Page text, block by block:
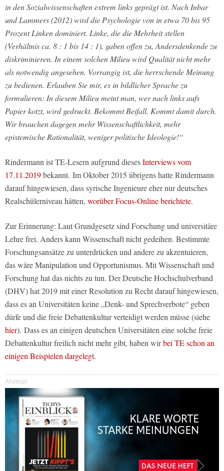
in den Sozialwissenschaften extrem links geprägt ist. Nach Inbar
und Lammers (2012) wird die Psychologie von in etwa 70 bis 95
Prozent Linken dominiert. Linke, die die Mehrheit stellen
(Verhältnis ca. 8 : 1 bis 14 : 1), gaben offen zu, Andersdenkende zu
diskriminieren. In einem solchen Milieu wird Qualität nicht mehr
als notwendig angesehen. Vorrangig ist, die herrschende Meinung
zu bedienen. Erlauben Sie mir, es in bildlicher Sprache zu
formulieren: In diesem Milieu meint man, wer nach links aufs
Papier kotzt, wird gedruckt. Bekommt Beifall. Kommt damit durch.
Wir brauchen dagegen mehr Wissenschaftlichkeit, mehr
epistemische Rationalität, weniger politische Ideologie!“
Rindermann ist TE-Lesern aufgrund diesesInterviews vom
17.11.2019bekannt. Im Oktober 2015 übrigens hatte Rindermann
darauf hingewiesen, dass syrische Ingenieure eher nur deutsches
Realschülerniveau hätten, worüber Focus-Online berichtete.
Zur Erinnerung: Laut Grundgesetz sind Forschung und universitäre
Lehre frei. Anders kann Wissenschaft nicht gedeihen. Bestimmte
Forschungsansätze zu unterdrücken und andere zu akzentuieren,
das wäre Manipulation und Opportunismus. Mit Wissenschaft und
Forschung hat das nichts zu tun. Der Deutsche Hochschulverband
(DHV) hat 2019 mit einer Resolution zu Recht darauf hingewiesen,
dass es an Universitäten keine „Denk- und Sprechverbote“ geben
dürfe und die freie Debattenkultur verteidigt werden müsse (siehe
hier). Dass es an einigen deutschen Universitäten eine solche freie
Debattenkultur freilich nicht mehr gibt, haben wirbei TE schon an
einigen Beispielen dargelegt.
Anzeige